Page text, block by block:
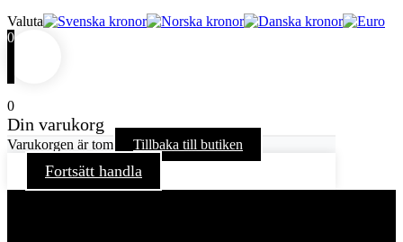
Valuta
0
0
Din varukorg
Varukorgen är tom Tillbaka till butiken
Fortsätt handla